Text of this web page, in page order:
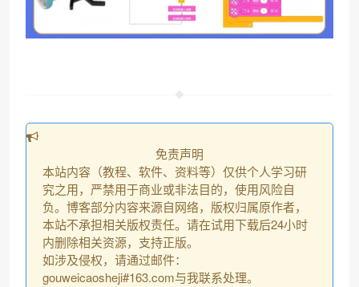
免责声明
本站内容（教程、软件、资料等）仅供个人学习研
究之用，严禁用于商业或非法目的，使用风险自
负。博客部分内容来源自网络，版权归属原作者，
本站不承担相关版权责任。请在试用下载后24小时
内删除相关资源，支持正版。
如涉及侵权，请通过邮件：
gouweicaosheji#163.com与我联系处理。